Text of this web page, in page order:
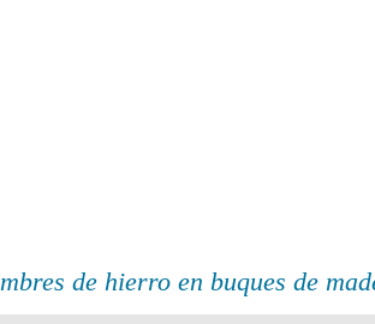
de hierro en buques de